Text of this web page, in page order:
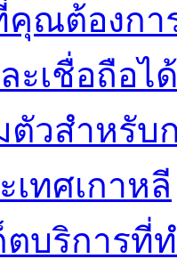
คุณต้องก
เชื่อถือได้
ตัวสำหรับ
เทศเกาหลี
ตบริการ